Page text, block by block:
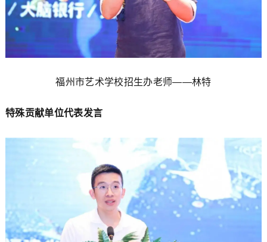
福州市艺术学校招生办老师——林特
特殊贡献单位代表发言